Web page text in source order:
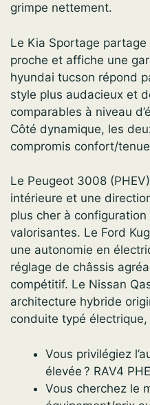
grimpe nettement.
Le Kia Sportage
proche et affiche une
hyundai tucson répond
style plus audacieux et
comparables à niveau
Côté dynamique, les
compromis confort/
Le Peugeot 3008
intérieure et une
plus cher à
valorisantes. Le Ford
une autonomie en
réglage de châssis
compétitif. Le Nissan
architecture hybride
conduite typé
Vous privilégiez
élevée ? RAV4
Vous cherchez le